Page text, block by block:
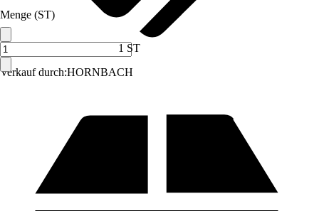
Verkauf durch:HORNBACH
Menge (ST)
1 ST